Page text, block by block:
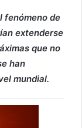
fenómeno de
extenderse
que no
han
mundial.